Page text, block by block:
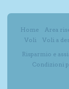
Home Area
Voli
Voli a
Risparmio e
Condizioni